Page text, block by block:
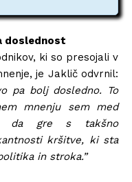
doslednost
ki so presojali v
je Jaklič odvrnil:
pa bolj dosledno. To
mnenju sem med
da gre s takšno
kršitve, ki sta
in stroka.”